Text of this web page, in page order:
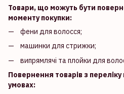
Товари, що можуть бути
моменту покупки:
фени для волосся;
машинки для стрижки;
випрямлячі та плойки для
Повернення товарів з
умовах: